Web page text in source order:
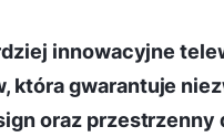
innowacyjne
gwarantuje
oraz